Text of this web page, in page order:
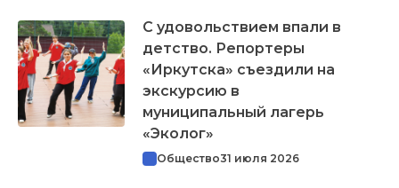
С удовольствием впали в
детство. Репортеры
«Иркутска» съездили на
экскурсию в
муниципальный лагерь
«Эколог»
Общество31 июля 2026